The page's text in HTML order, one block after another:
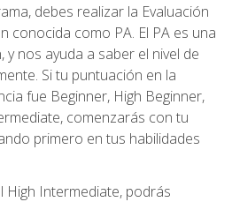
debes realizar la Evaluación
conocida como PA. El PA es una
y nos ayuda a saber el nivel de
Si tu puntuación en la
fue Beginner, High Beginner,
comenzarás con tu
primero en tus habilidades
High Intermediate, podrás